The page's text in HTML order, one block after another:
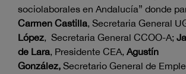
sociolaborales en Andalucía” donde
Carmen Castilla, Secretaria General
López, Secretaria General CCOO-A;
de Lara, Presidente CEA, Agustín
González, Secretario General de